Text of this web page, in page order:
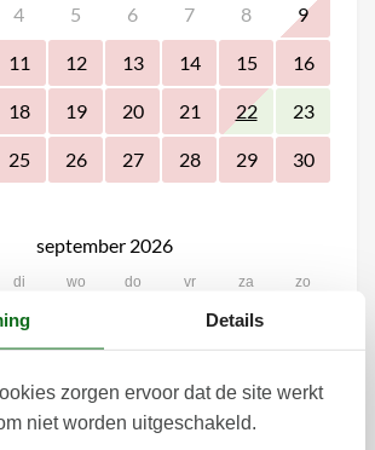
4 5 6 7 8 9
11 12 13 14 15 16
18 19 20 21 22 23
25 26 27 28 29 30
september 2026
di wo do vr za zo
1 5
15 16 17 18 19
Details
zorgen ervoor dat de site werkt
niet worden uitgeschakeld.